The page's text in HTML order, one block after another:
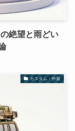
絶望と雨どい
カスタム・外装